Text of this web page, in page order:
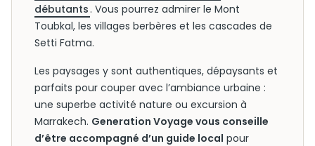
débutants . Vous pourrez admirer le Mont
Toubkal, les villages berbères et les cascades de
Setti Fatma.
Les paysages y sont authentiques, dépaysants et
parfaits pour couper avec l’ambiance urbaine :
une superbe activité nature ou excursion à
Marrakech. Generation Voyage vous conseille
d’être accompagné d’un guide local pour